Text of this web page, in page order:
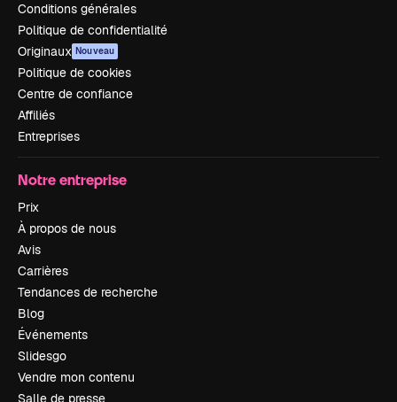
Conditions générales
Politique de confidentialité
Originaux Nouveau
Politique de cookies
Centre de confiance
Affiliés
Entreprises
Notre entreprise
Prix
À propos de nous
Avis
Carrières
Tendances de recherche
Blog
Événements
Slidesgo
Vendre mon contenu
Salle de presse